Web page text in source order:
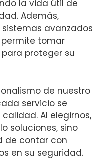
la vida útil de
Además,
avanzados
permite tomar
proteger su
de nuestro
servicio se
Al elegirnos,
soluciones, sino
de contar con
en su seguridad.